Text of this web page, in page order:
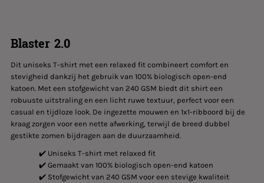
Blaster 2.0
Dit uniseks T-shirt met een relaxed fit combineert comfort en
stevigheid dankzij het gebruik van 100% biologisch open-end
katoen. Met een stofgewicht van 240 GSM biedt dit shirt een
robuuste uitstraling en een licht ruwe textuur, perfect voor een
casual en tijdloze look. De ingezette mouwen en 1x1-ribboord bij de
kraag zorgen voor een nette afwerking, terwijl de breed dubbel
gestikte zomen bijdragen aan de duurzaamheid.
✔️ Uniseks T-shirt met relaxed fit
✔️ Gemaakt van 100% biologisch open-end katoen
✔️ Stofgewicht van 240 GSM voor een stevige kwaliteit